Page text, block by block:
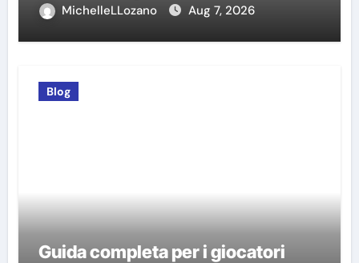
MichelleLLozano Aug 7, 2026
Blog
Guida completa per i giocatori